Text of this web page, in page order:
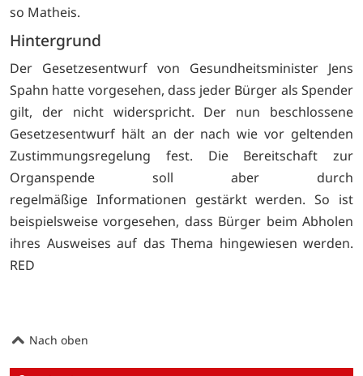
so Matheis.
Hintergrund
Der Gesetzesentwurf von Gesundheitsminister Jens
Spahn hatte vorgesehen, dass jeder Bürger als Spender
gilt, der nicht widerspricht. Der nun beschlossene
Gesetzesentwurf hält an der nach wie vor geltenden
Zustimmungsregelung fest. Die Bereitschaft zur
Organspende soll aber durch
regelmäßige Informationen gestärkt werden. So ist
beispielsweise vorgesehen, dass Bürger beim Abholen
ihres Ausweises auf das Thema hingewiesen werden.
RED
Nach oben